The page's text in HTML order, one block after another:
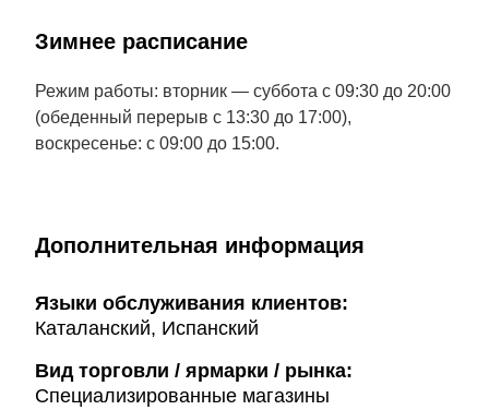
Зимнее расписание
Режим работы: вторник — суббота с 09:30 до 20:00
(обеденный перерыв с 13:30 до 17:00),
воскресенье: с 09:00 до 15:00.
Дополнительная информация
Языки обслуживания клиентов:
Каталанский, Испанский
Вид торговли / ярмарки / рынка:
Специализированные магазины